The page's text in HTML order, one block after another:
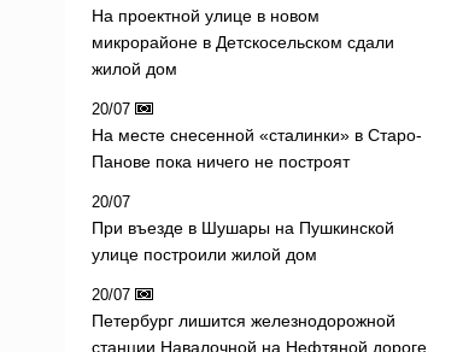
На проектной улице в новом
микрорайоне в Детскосельском сдали
жилой дом
20/07
На месте снесенной «сталинки» в Старо-
Панове пока ничего не построят
20/07
При въезде в Шушары на Пушкинской
улице построили жилой дом
20/07
Петербург лишится железнодорожной
станции Навалочной на Нефтяной дороге